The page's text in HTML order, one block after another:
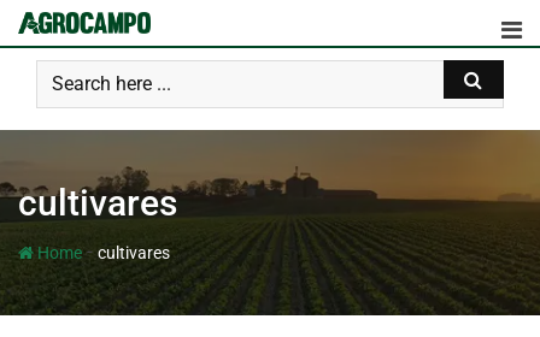
cultivares
Home- cultivares